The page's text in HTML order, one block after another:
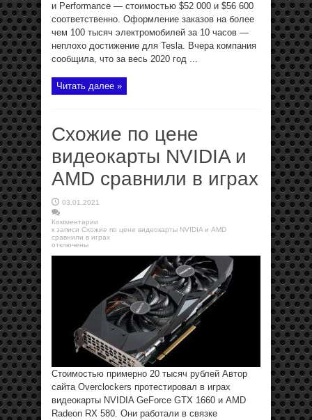
и Performance — стоимостью $52 000 и $56 600
соответственно. Оформление заказов на более
чем 100 тысяч электромобилей за 10 часов —
неплохо достижение для Tesla. Вчера компания
сообщила, что за весь 2020 год ...
Читать далее »
Схожие по цене
видеокарты NVIDIA и
AMD сравнили в играх
03.01.2021
Комментарии
к записи Схожие по цене видеокарты NVIDIA и AMD
сравнили в играх
отключены
Стоимостью примерно 20 тысяч рублей Автор
сайта Overclockers протестировал в играх
видеокарты NVIDIA GeForce GTX 1660 и AMD
Radeon RX 580. Они работали в связке